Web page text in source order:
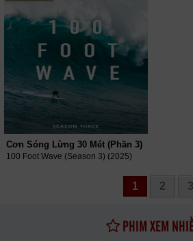
Cơn Sóng Lừng 30 Mét (Phần 3)
100 Foot Wave (Season 3) (2025)
1 2 3
PHIM XEM